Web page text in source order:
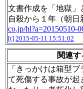
文書作成を「地獄
自殺から１年（朝日
co.jp/hl?a=20150510-
[t] 2015-05-11 15:51:02
関連
「きっかけは箱型
て死傷する事故が起